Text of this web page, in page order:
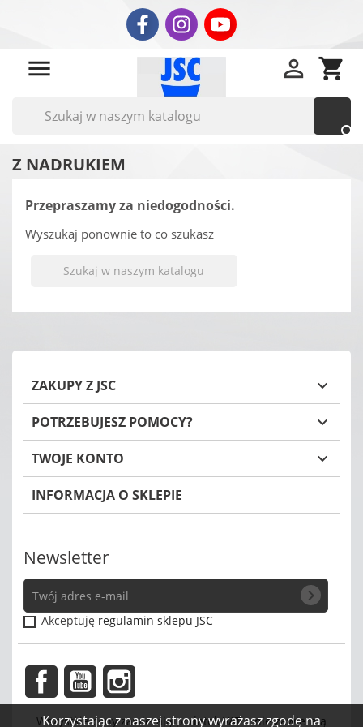
 shopping_cart


Z NADRUKIEM
Przepraszamy za niedogodności.
Wyszukaj ponownie to co szukasz
ZAKUPY Z JSC 
POTRZEBUJESZ POMOCY? 
TWOJE KONTO 
INFORMACJA O SKLEPIE
Newsletter
chevron_right
Akceptuję regulamin sklepu JSC
FacebookYouTube
Wszystkie ceny zawierają podatek VAT anie zawierają
Korzystając z naszej strony wyrażasz zgodę na